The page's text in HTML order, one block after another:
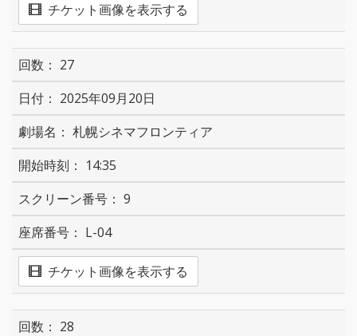
チケット画像を表示する
27
2025年09月20日
札幌シネマフロンティア
14:35
9
L-04
チケット画像を表示する
28